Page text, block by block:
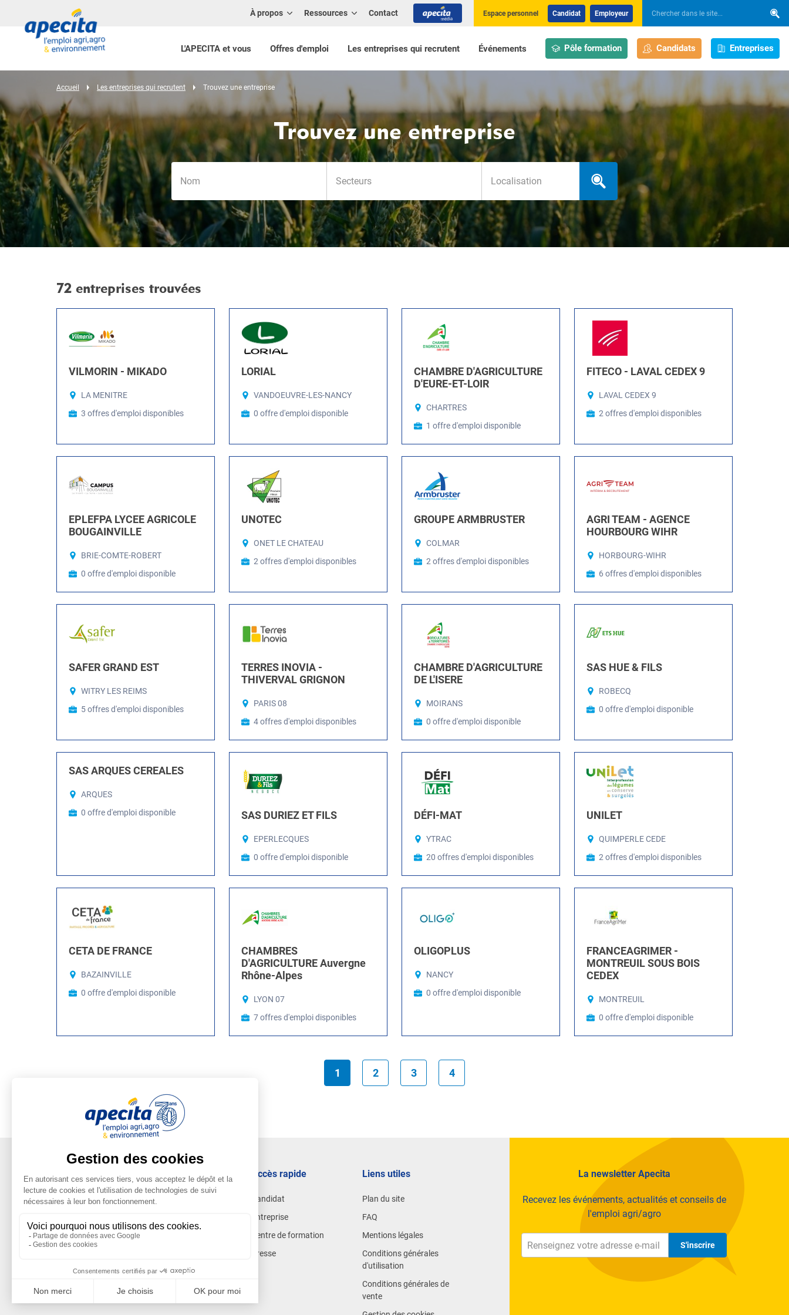
L'APECITA et vous Offres d'emploi Les entreprises qui recrutent Événements Pôle formation Candidats Entreprises
À propos Ressources Contact Espace personnel Candidat Employeur
Accueil Les entreprises qui recrutent Trouvez une entreprise
Trouvez une entreprise
72 entreprises trouvées
VILMORIN - MIKADO
LA MENITRE
3 offres d'emploi disponibles
LORIAL
VANDOEUVRE-LES-NANCY
0 offre d'emploi disponible
CHAMBRE D'AGRICULTURE
D'EURE-ET-LOIR
CHARTRES
1 offre d'emploi disponible
FITECO - LAVAL CEDEX 9
LAVAL CEDEX 9
2 offres d'emploi disponibles
EPLEFPA LYCEE AGRICOLE
BOUGAINVILLE
BRIE-COMTE-ROBERT
0 offre d'emploi disponible
UNOTEC
ONET LE CHATEAU
2 offres d'emploi disponibles
GROUPE ARMBRUSTER
COLMAR
2 offres d'emploi disponibles
AGRI TEAM - AGENCE
HOURBOURG WIHR
HORBOURG-WIHR
6 offres d'emploi disponibles
SAFER GRAND EST
WITRY LES REIMS
5 offres d'emploi disponibles
TERRES INOVIA -
THIVERVAL GRIGNON
PARIS 08
4 offres d'emploi disponibles
CHAMBRE D'AGRICULTURE
DE L'ISERE
MOIRANS
0 offre d'emploi disponible
SAS HUE & FILS
ROBECQ
0 offre d'emploi disponible
SAS ARQUES CEREALES
ARQUES
0 offre d'emploi disponible
SAS DURIEZ ET FILS
EPERLECQUES
0 offre d'emploi disponible
DÉFI-MAT
YTRAC
20 offres d'emploi disponibles
UNILET
QUIMPERLE CEDE
2 offres d'emploi disponibles
CETA DE FRANCE
BAZAINVILLE
0 offre d'emploi disponible
CHAMBRES
D'AGRICULTURE Auvergne
Rhône-Alpes
LYON 07
7 offres d'emploi disponibles
OLIGOPLUS
NANCY
0 offre d'emploi disponible
FRANCEAGRIMER -
MONTREUIL SOUS BOIS
CEDEX
MONTREUIL
0 offre d'emploi disponible
1 2 3 4
La newsletter Apecita
Recevez les événements, actualités et conseils de
l'emploi agri/agro
S'inscrire
Accès rapide
Candidat
Entreprise
Centre de formation
Presse
Liens utiles
Plan du site
FAQ
Mentions légales
Conditions générales
d'utilisation
Conditions générales de
vente